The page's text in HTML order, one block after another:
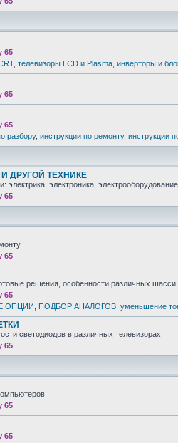
65
, телевизоры LCD и Plasma инверторы и
65
65
разбору, инструкции по ремонту, инструкции
ДРУГОЙ ТЕХНИКЕ
электроника, электрооборудование
65
65
решения, особенности различных шасси
65
ОПЦИИ ПОДБОР АНАЛОГОВ уменьшение
светодиодов в различных телевизорах
65
65
65